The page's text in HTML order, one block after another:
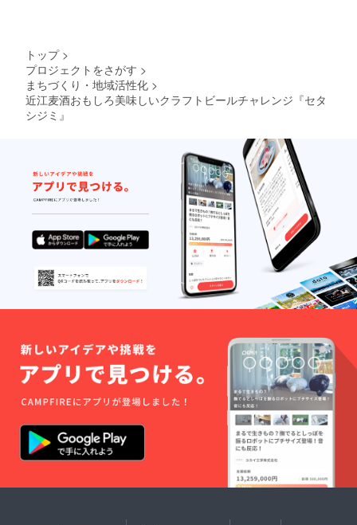
ジミ資源回復計画」が
作成され、15ミリ未満
ど、漁獲制限を設け資
源の回復に努めている
そうです。 え！
「５～７月は禁
漁」！！！！！！
・・・どうなる、、セ
タシジミビール。 つ
トップ >
プロジェクトをさがす >
まちづくり・地域活性化 >
近江麦酒おもしろ美味しいクラフトビールチャレンジ『セタ
シジミ』